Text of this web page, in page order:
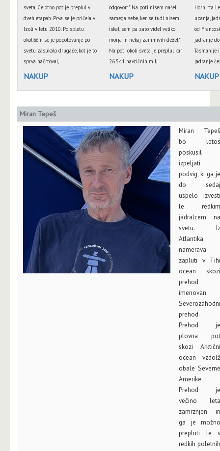
sveta. Celotno pot je preplul v
dveh etapah. Prva se je pričela v
Izoli v letu 2010. Po spletu
okoliščin se je popotovanje po
svetu zasukalo drugače, kot je to
sprva načrtoval,
NAKUP
odgovor: " Na poti nisem našel
samega sebe, ker se tudi nisem
iskal, sem pa zato videl veliko
morja in nekaj zanimivih dežel."
Na poti okoli sveta je preplul kar
26.541 navtičnih milj.
NAKUP
Horn, rta
upanja,
od
jadranje
Tasmanije
jadranje
NAKUP
Miran Tepeš
Miran Tepeš
bo letos
poskusil
izpeljati
podvig, ki ga je
do sedaj
uspelo izvesti
le redkim
jadralcem na
svetu. Iz
Atlantika
namerava
zapluti v Tihi
ocean skozi
prehod
imenovan
Severozahodni
prehod.
Prehod je
plovna pot
skozi Arktični
ocean vzdolž
obale Severne
Amerike.
Prehod je
večino leta
zamrznjen in
ga je možno
prepluti le v
redkih poletnih